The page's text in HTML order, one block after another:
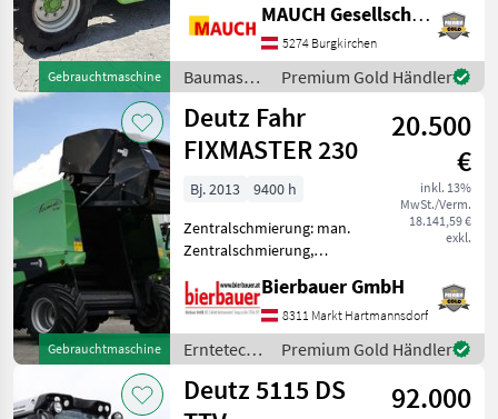
Gebrauchtmaschine
Lenkung: 4-Rad, Getriebeart
Landmaschine:
Hydrostatgetriebe, hydr.
Werkzeugverriegelung,
Heizung, Sitzf
MAUCH Gesellschaft m.b.H. & Co.KG
5274 Burgkirchen
Baumaschinen
/ Merlo
Premium Gold Händler
Gebrauchtmaschine
Deutz Fahr
FIXMASTER 230
20.500
€
inkl. 13%
MwSt./Verm.
18.141,59 €
exkl.
Bj. 2013
9400 h
Zentralschmierung: man.
Zentralschmierung,
Ballenkammer,
Schneidwerk Die Maschine
befindet sich in einem dem
Alter und der Nutzung
entsprechenden Z
Bierbauer GmbH
8311 Markt Hartmannsdorf
Erntetechnik
Grünland /
Deutz Fahr
Premium Gold Händler
Deutz 5115 DS
92.000